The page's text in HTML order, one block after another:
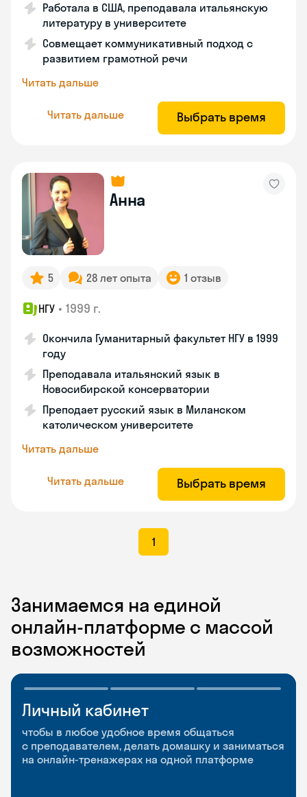
Работала в США, преподавала итальянскую
литературу в университете
Совмещает коммуникативный подход с
развитием грамотной речи
Читать дальше
Читать дальше Выбрать время
Анна
5 28 лет опыта 1 отзыв
НГУ • 1999 г.
Окончила Гуманитарный факультет НГУ в 1999
году
Преподавала итальянский язык в
Новосибирской консерватории
Преподает русский язык в Миланском
католическом университете
Читать дальше
Читать дальше Выбрать время
1
Занимаемся на единой
онлайн-платформе с массой
возможностей
Личный кабинет
чтобы в любое удобное время общаться
с преподавателем, делать домашку и заниматься
на онлайн-тренажерах на одной платформе
Мобильное
приложение
чтобы заниматься и изучать новые слова где
и когда удобно
Разговорные клубы
и Talks
Групповые занятия для разговорной практики
и индивидуальные встречи с преподавателями